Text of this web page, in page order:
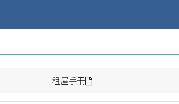
租屋手冊